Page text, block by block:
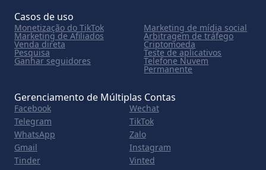
Casos de uso
Monetização do TikTok Marketing de mídia social
Marketing de Afiliados Arbitragem de tráfego
Venda direta Criptomoeda
Pesquisa Teste de aplicativos
Ganhar seguidores Telefone Nuvem
Permanente
Gerenciamento de Múltiplas Contas
Facebook
Wechat
Telegram
TikTok
WhatsApp
Zalo
Gmail
Instagram
Tinder
Vinted